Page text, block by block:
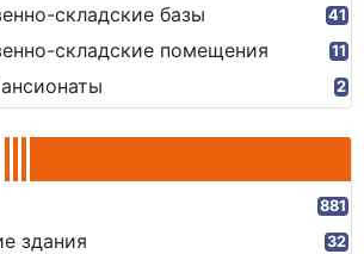
складские базы 41
складские помещения 11
2
881
здания 32